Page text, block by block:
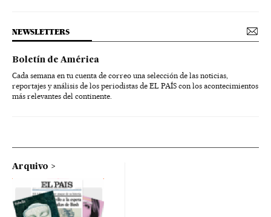
NEWSLETTERS
Boletín de América
Cada semana en tu cuenta de correo una selección de las noticias,
reportajes y análisis de los periodistas de EL PAÍS con los acontecimientos
más relevantes del continente.
Arquivo